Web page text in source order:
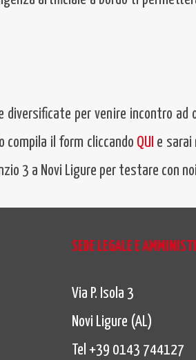
per venire incontro ad
o compila il form cliccando QUI e sarai
3 a Novi Ligure per testare con
SEDE LEGALE E
Via P. Isola 3
Novi Ligure (AL)
Tel +39 0143 744127